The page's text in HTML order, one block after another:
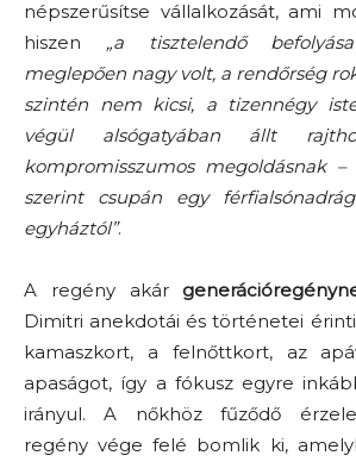
népszerűsítse vállalkozását, ami
hiszen „a tisztelendő
meglepően nagy volt, a rendőrség
szintén nem kicsi, a tizennégy
végül alsógatyában állt
kompromisszumos megoldásnak
szerint csupán egy
egyháztól”.
A regény akár
Dimitri anekdotái és történetei
kamaszkort, a felnőttkort, az
apaságot, így a fókusz egyre
irányul. A nőkhöz fűződő
regény vége felé bomlik ki,